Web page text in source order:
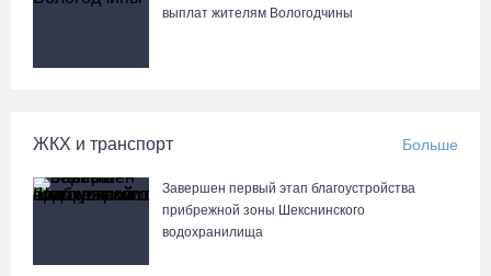
выплат жителям Вологодчины
ЖКХ и транспорт Больше
Завершен первый этап благоустройства
прибрежной зоны Шекснинского
водохранилища